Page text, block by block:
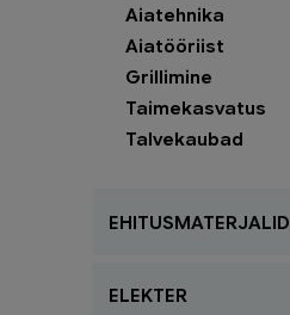
Aiatehnika
Aiatööriist
Grillimine
Taimekasvatus
Talvekaubad
EHITUSMATERJALID
ELEKTER